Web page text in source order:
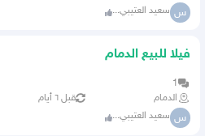
س سعيد العتيبي...
فيلا للبيع الدمام
1
الدمام
قبل ٦ أيام
س سعيد العتيبي...